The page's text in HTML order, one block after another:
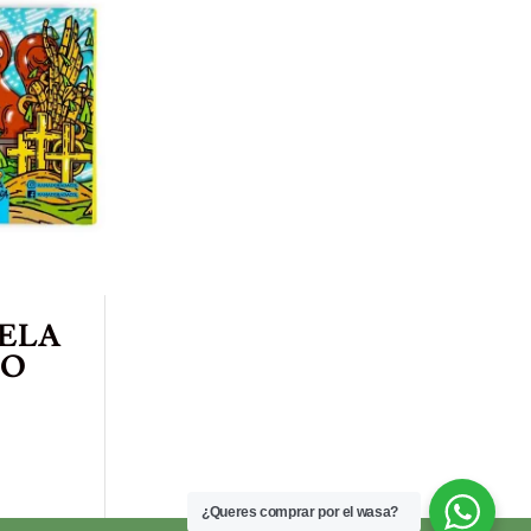
¿Queres comprar por el wasa?